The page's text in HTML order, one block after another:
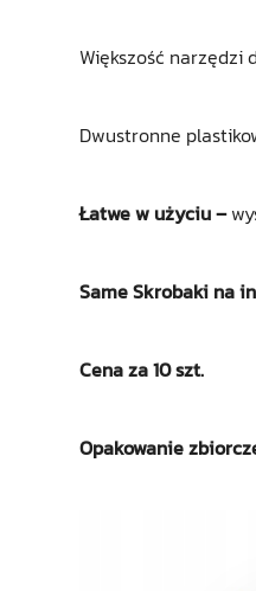
Większość narzędzi
Dwustronne
Łatwe w użyciu –
Same Skrobaki na
Cena za 10 szt.
Opakowanie